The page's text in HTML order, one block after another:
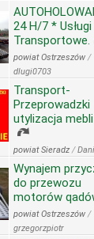
24 H/7 * Usługi
Transportowe.
powiat Ostrzeszów /
dlugi0703
Transport-
Przeprowadzki
utylizacja mebli
powiat Sieradz /
Wynajem
do przewozu
motorów
powiat Ostrzeszów /
grzegorzpiotr